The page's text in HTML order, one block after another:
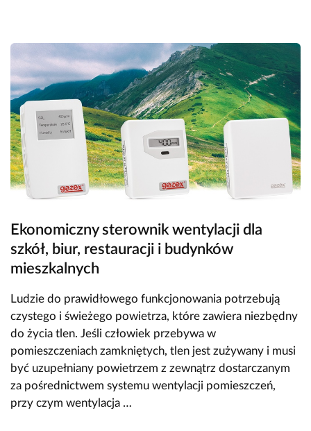
Ekonomiczny sterownik wentylacji dla
szkół, biur, restauracji i budynków
mieszkalnych
Ludzie do prawidłowego funkcjonowania potrzebują
czystego i świeżego powietrza, które zawiera niezbędny
do życia tlen. Jeśli człowiek przebywa w
pomieszczeniach zamkniętych, tlen jest zużywany i musi
być uzupełniany powietrzem z zewnątrz dostarczanym
za pośrednictwem systemu wentylacji pomieszczeń,
przy czym wentylacja …